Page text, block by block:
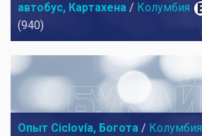
автобус, Картахена / Колумбия
(940)
Опыт Ciclovía, Богота / Колумбия